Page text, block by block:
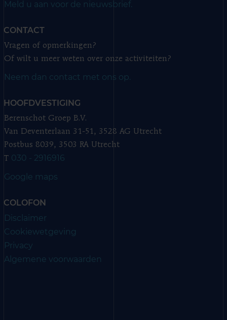
Meld u aan voor de nieuwsbrief.
CONTACT
Vragen of opmerkingen?
Of wilt u meer weten over onze activiteiten?
Neem dan contact met ons op.
HOOFDVESTIGING
Berenschot Groep B.V.
Van Deventerlaan 31-51, 3528 AG Utrecht
Postbus 8039, 3503 RA Utrecht
T 030 - 2916916
Google maps
COLOFON
Disclaimer
Cookiewetgeving
Privacy
Algemene voorwaarden